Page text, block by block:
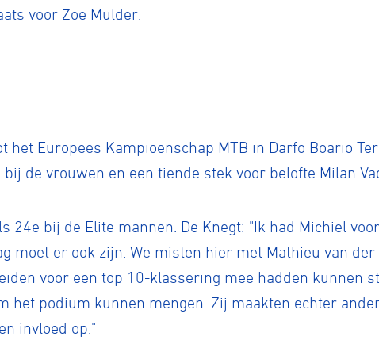
voor Zoë Mulder.
het Europees Kampioenschap MTB in Darfo Boario
de vrouwen en een tiende stek voor belofte Milan
24e bij de Elite mannen. De Knegt: "Ik had Michiel
moet er ook zijn. We misten hier met Mathieu van der
voor een top 10-klassering mee hadden kunnen
het podium kunnen mengen. Zij maakten echter
invloed op."
E-